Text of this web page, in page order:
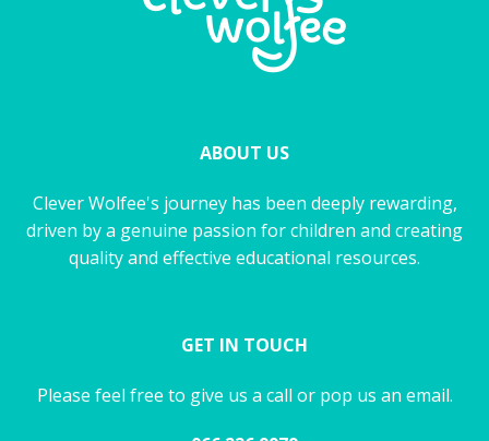
ABOUT US
Clever Wolfee's journey has been deeply rewarding,
driven by a genuine passion for children and creating
quality and effective educational resources.
GET IN TOUCH
Please feel free to give us a call or pop us an email.